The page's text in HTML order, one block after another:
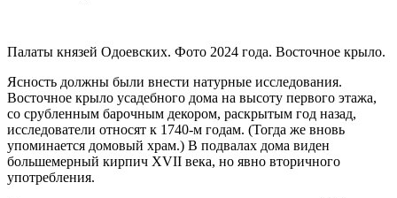
Палаты князей Одоевских. Фото 2024 года. Восточное крыло.
Ясность должны были внести натурные исследования.
Восточное крыло усадебного дома на высоту первого этажа,
со срубленным барочным декором, раскрытым год назад,
исследователи относят к 1740-м годам. (Тогда же вновь
упоминается домовый храм.) В подвалах дома виден
большемерный кирпич XVII века, но явно вторичного
употребления.